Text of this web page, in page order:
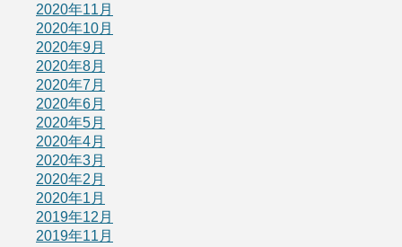
2020年11月
2020年10月
2020年9月
2020年8月
2020年7月
2020年6月
2020年5月
2020年4月
2020年3月
2020年2月
2020年1月
2019年12月
2019年11月